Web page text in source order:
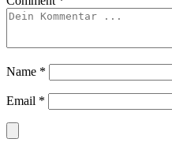
Name *
Email *